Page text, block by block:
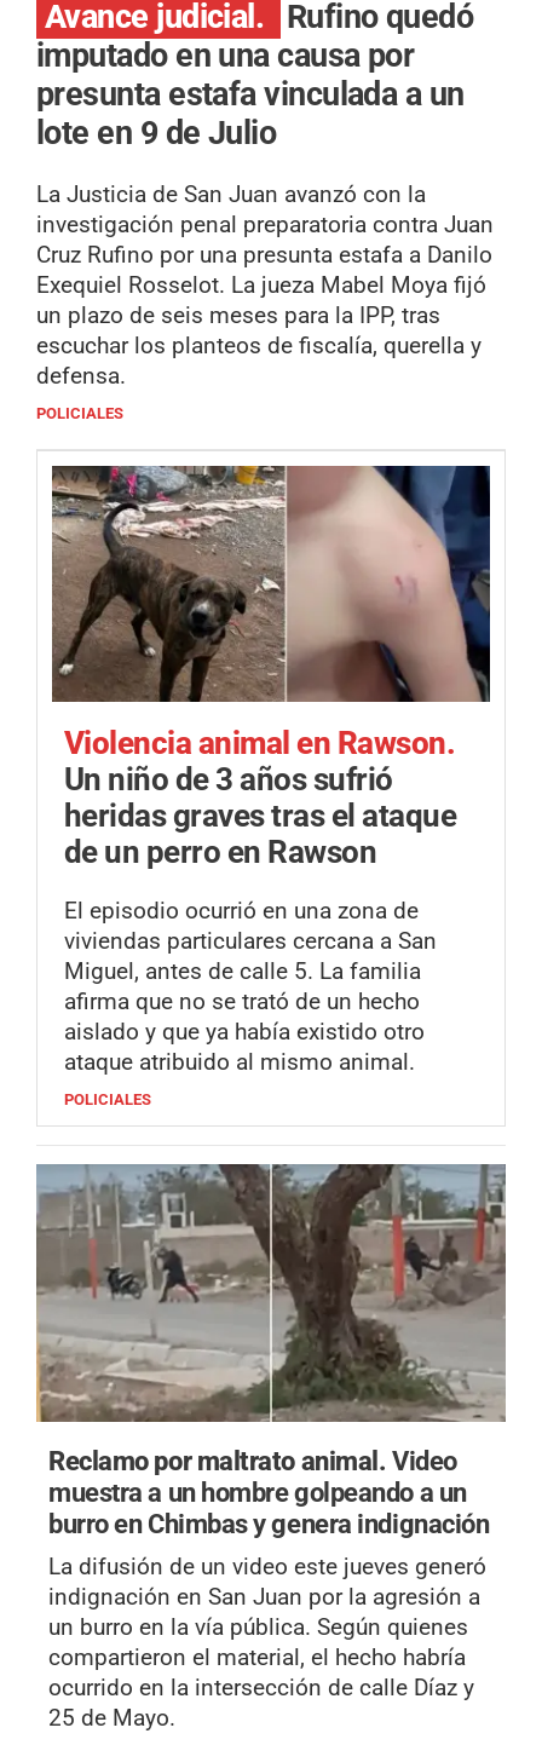
Avance judicial.
Rufino quedó
imputado en una causa por
presunta estafa vinculada a un
lote en 9 de Julio
La Justicia de San Juan avanzó con la
investigación penal preparatoria contra Juan
Cruz Rufino por una presunta estafa a Danilo
Exequiel Rosselot. La jueza Mabel Moya fijó
un plazo de seis meses para la IPP, tras
escuchar los planteos de fiscalía, querella y
defensa.
POLICIALES
Violencia animal en Rawson.
Un niño de 3 años sufrió
heridas graves tras el ataque
de un perro en Rawson
El episodio ocurrió en una zona de
viviendas particulares cercana a San
Miguel, antes de calle 5. La familia
afirma que no se trató de un hecho
aislado y que ya había existido otro
ataque atribuido al mismo animal.
POLICIALES
Reclamo por maltrato animal.Video
muestra a un hombre golpeando a un
burro en Chimbas y genera indignación
La difusión de un video este jueves generó
indignación en San Juan por la agresión a
un burro en la vía pública. Según quienes
compartieron el material, el hecho habría
ocurrido en la intersección de calle Díaz y
25 de Mayo.